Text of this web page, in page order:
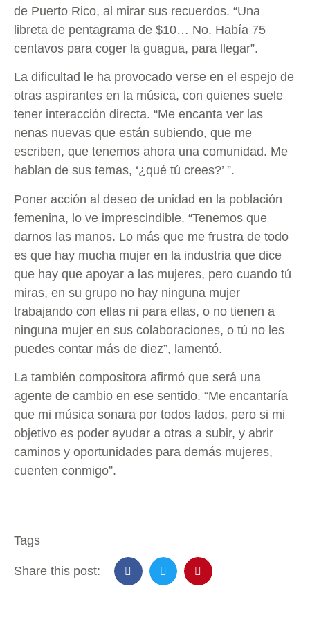
de Puerto Rico, al mirar sus recuerdos. “Una
libreta de pentagrama de $10… No. Había 75
centavos para coger la guagua, para llegar”.
La dificultad le ha provocado verse en el espejo de
otras aspirantes en la música, con quienes suele
tener interacción directa. “Me encanta ver las
nenas nuevas que están subiendo, que me
escriben, que tenemos ahora una comunidad. Me
hablan de sus temas, ‘¿qué tú crees?’ ”.
Poner acción al deseo de unidad en la población
femenina, lo ve imprescindible. “Tenemos que
darnos las manos. Lo más que me frustra de todo
es que hay mucha mujer en la industria que dice
que hay que apoyar a las mujeres, pero cuando tú
miras, en su grupo no hay ninguna mujer
trabajando con ellas ni para ellas, o no tienen a
ninguna mujer en sus colaboraciones, o tú no les
puedes contar más de diez”, lamentó.
La también compositora afirmó que será una
agente de cambio en ese sentido. “Me encantaría
que mi música sonara por todos lados, pero si mi
objetivo es poder ayudar a otras a subir, y abrir
caminos y oportunidades para demás mujeres,
cuenten conmigo”.
Tags
Share this post: